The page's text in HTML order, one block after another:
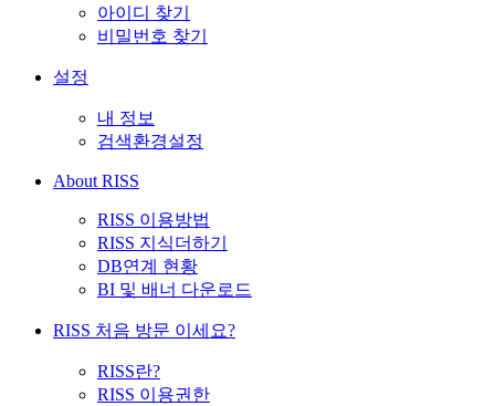
아이디 찾기
비밀번호 찾기
설정
내 정보
검색환경설정
About RISS
RISS 이용방법
RISS 지식더하기
DB연계 현황
BI 및 배너 다운로드
RISS 처음 방문 이세요?
RISS란?
RISS 이용권한